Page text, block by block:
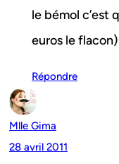
le bémol c’est
euros le
Répondre
Mlle Gima
28 avril 2011